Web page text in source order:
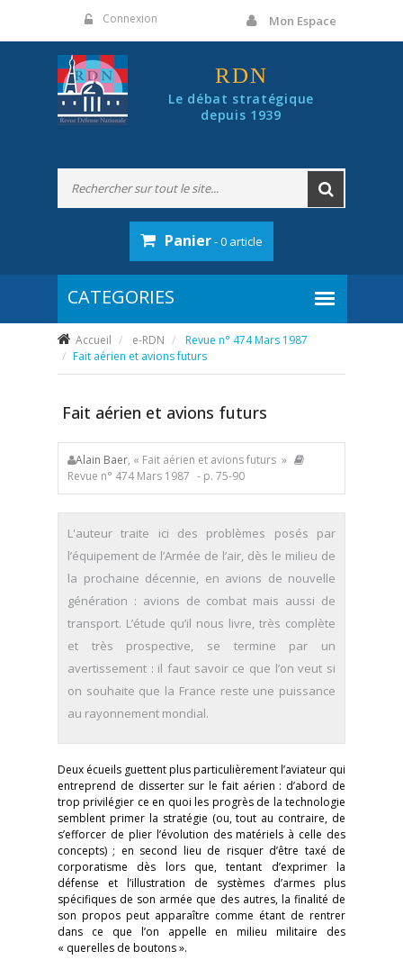
Connexion Mon Espace
RDN
Le débat stratégique
depuis 1939
Panier- 0 article
Accueil e-RDN
Revue n° 474 Mars 1987
Fait aérien et avions futurs
Fait aérien et avions futurs
Alain Baer, « Fait aérien et avions futurs »
Revue n° 474 Mars 1987 - p. 75-90
L'auteur traite ici des problèmes posés par
l’équipement de l’Armée de l’air, dès le milieu de
la prochaine décennie, en avions de nouvelle
génération : avions de combat mais aussi de
transport. L’étude qu’il nous livre, très complète
et très prospective, se termine par un
avertissement : il faut savoir ce que l’on veut si
on souhaite que la France reste une puissance
au rayonnement mondial.
Deux écueils guettent plus particulièrement l’aviateur qui
entreprend de disserter sur le fait aérien : d’abord de
trop privilégier ce en quoi les progrès de la technologie
semblent primer la stratégie (ou, tout au contraire, de
s’efforcer de plier l’évolution des matériels à celle des
concepts) ; en second lieu de risquer d’être taxé de
corporatisme dès lors que, tentant d’exprimer la
défense et l’illustration de systèmes d’armes plus
spécifiques de son armée que des autres, la finalité de
son propos peut apparaître comme étant de rentrer
dans ce que l’on appelle en milieu militaire des
« querelles de boutons ».